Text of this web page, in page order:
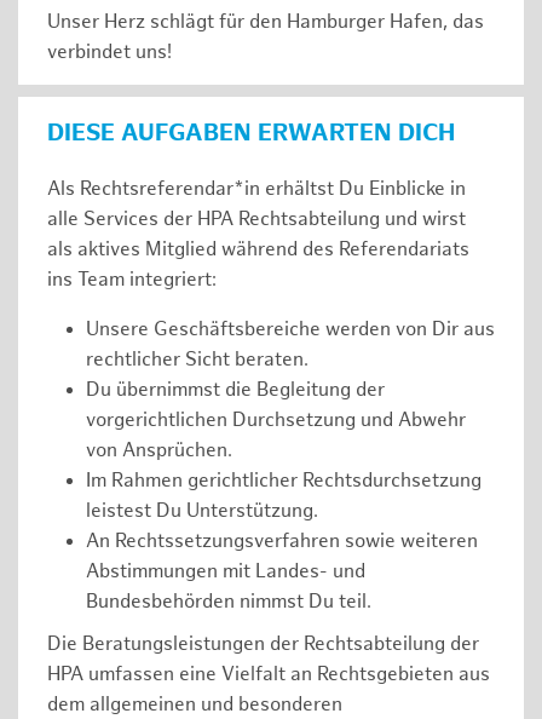
Unser Herz schlägt für den Hamburger Hafen, das
verbindet uns!
DIESE AUFGABEN ERWARTEN DICH
Als Rechtsreferendar*in erhältst Du Einblicke in
alle Services der HPA Rechtsabteilung und wirst
als aktives Mitglied während des Referendariats
ins Team integriert:
Unsere Geschäftsbereiche werden von Dir aus
rechtlicher Sicht beraten.
Du übernimmst die Begleitung der
vorgerichtlichen Durchsetzung und Abwehr
von Ansprüchen.
Im Rahmen gerichtlicher Rechtsdurchsetzung
leistest Du Unterstützung.
An Rechtssetzungsverfahren sowie weiteren
Abstimmungen mit Landes- und
Bundesbehörden nimmst Du teil.
Die Beratungsleistungen der Rechtsabteilung der
HPA umfassen eine Vielfalt an Rechtsgebieten aus
dem allgemeinen und besonderen